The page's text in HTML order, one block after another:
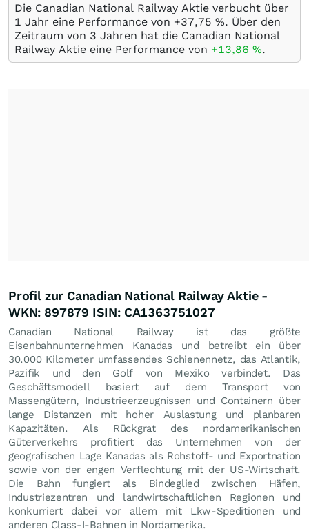
Die Canadian National Railway Aktie verbucht über
1 Jahr eine Performance von +37,75 %. Über den
Zeitraum von 3 Jahren hat die Canadian National
Railway Aktie eine Performance von +13,86 %.
Profil zur Canadian National Railway Aktie -
WKN: 897879 ISIN: CA1363751027
Canadian National Railway ist das größte
Eisenbahnunternehmen Kanadas und betreibt ein über
30.000 Kilometer umfassendes Schienennetz, das Atlantik,
Pazifik und den Golf von Mexiko verbindet. Das
Geschäftsmodell basiert auf dem Transport von
Massengütern, Industrieerzeugnissen und Containern über
lange Distanzen mit hoher Auslastung und planbaren
Kapazitäten. Als Rückgrat des nordamerikanischen
Güterverkehrs profitiert das Unternehmen von der
geografischen Lage Kanadas als Rohstoff- und Exportnation
sowie von der engen Verflechtung mit der US-Wirtschaft.
Die Bahn fungiert als Bindeglied zwischen Häfen,
Industriezentren und landwirtschaftlichen Regionen und
konkurriert dabei vor allem mit Lkw-Speditionen und
anderen Class-I-Bahnen in Nordamerika.